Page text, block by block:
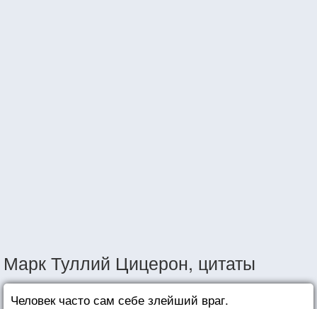
Марк Туллий Цицерон, цитаты
Человек часто сам себе злейший враг.